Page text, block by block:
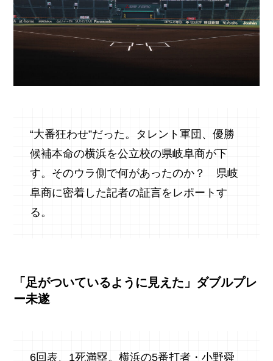
“大番狂わせ”だった。タレント軍団、優勝
候補本命の横浜を公立校の県岐阜商が下
す。そのウラ側で何があったのか？ 県岐
阜商に密着した記者の証言をレポートす
る。
「足がついているように見えた」ダブルプレ
ー未遂
6回表、1死満塁。横浜の5番打者・小野舜